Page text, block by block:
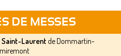
DE MESSES
Saint-Laurent de Dommartin-